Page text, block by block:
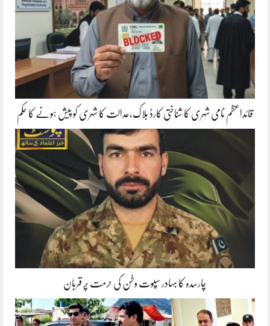
قائداعظم نامی شہری کا شناختی کارڈ بلاک،عدالت کا شہری کو پیش ہونے کا حکم
چارسدہ کا بہادر سپوت وطن کی حرمت پر قربان